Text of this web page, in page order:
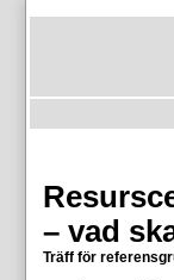
– vad
Träff för